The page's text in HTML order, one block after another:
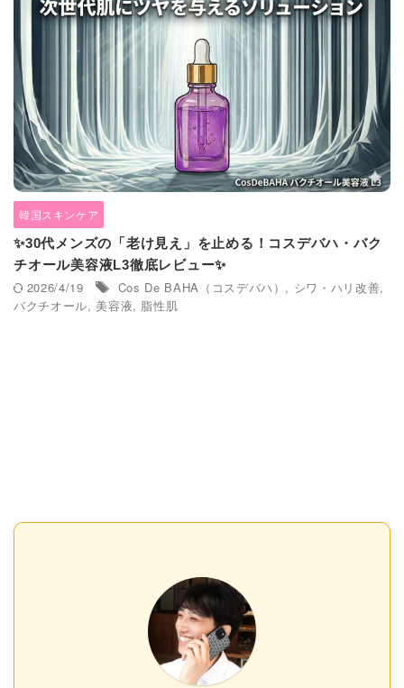
韓国スキンケア
✨30代メンズの「老け見え」を止める！コスデバハ・バク
チオール美容液L3徹底レビュー✨
2026/4/19 Cos De BAHA（コスデバハ） , シワ・ハリ改善,
バクチオール, 美容液, 脂性肌